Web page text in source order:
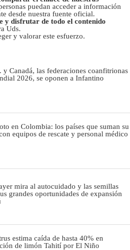
puedan acceder a información
desde nuestra fuente oficial.
y disfrutar de todo el contenido
Uds.
y valorar este esfuerzo.
y Canadá, las federaciones coanfitrionas
2026, se oponen a Infantino
en Colombia: los países que suman su
equipos de rescate y personal médico
mira al autocuidado y las semillas
grandes oportunidades de expansión
estima caída de hasta 40% en
de limón Tahití por El Niño